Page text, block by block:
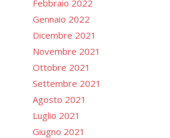
Febbraio 2022
Gennaio 2022
Dicembre 2021
Novembre 2021
Ottobre 2021
Settembre 2021
Agosto 2021
Luglio 2021
Giugno 2021